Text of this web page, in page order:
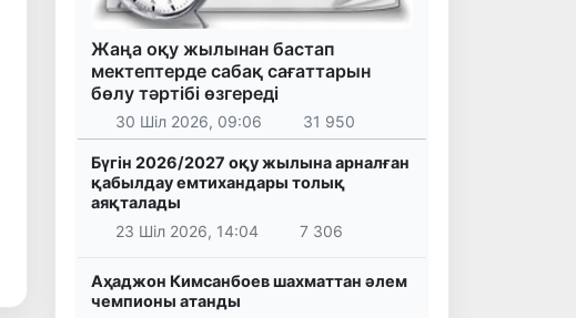
Жаңа оқу жылынан бастап
мектептерде сабақ сағаттарын
бөлу тәртібі өзгереді
30 Шіл 2026, 09:06 31 950
Бүгін 2026/2027 оқу жылына арналған
қабылдау емтихандары толық
аяқталады
23 Шіл 2026, 14:04
7 306
Аҳаджон Кимсанбоев шахматтан әлем
чемпионы атанды